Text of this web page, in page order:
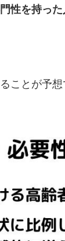
性を持っ
ことが予想